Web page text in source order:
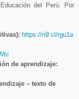
del Perú. Por
https://n9.cl/rgu1a
de aprendizaje:
– texto de